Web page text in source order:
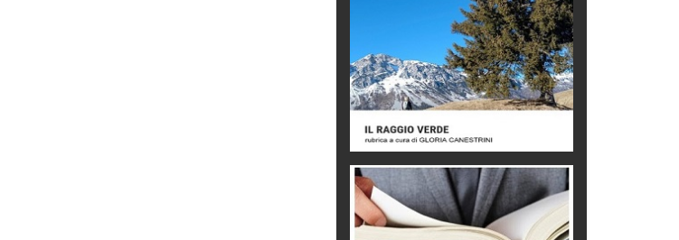
Puglia - Tra storia e recupero
Castione, sotto il segno del
castagno
Eventi